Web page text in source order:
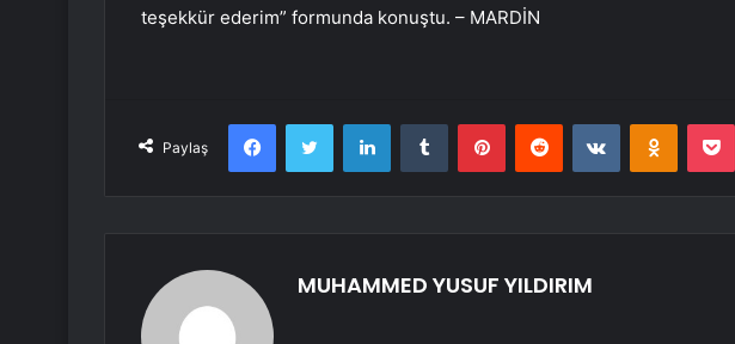
teşekkür ederim” formunda konuştu. – MARDİN
Paylaş
FacebookTwitter LinkedInTumblr PinterestReddit VKontakte
MUHAMMED YUSUF YILDIRIM